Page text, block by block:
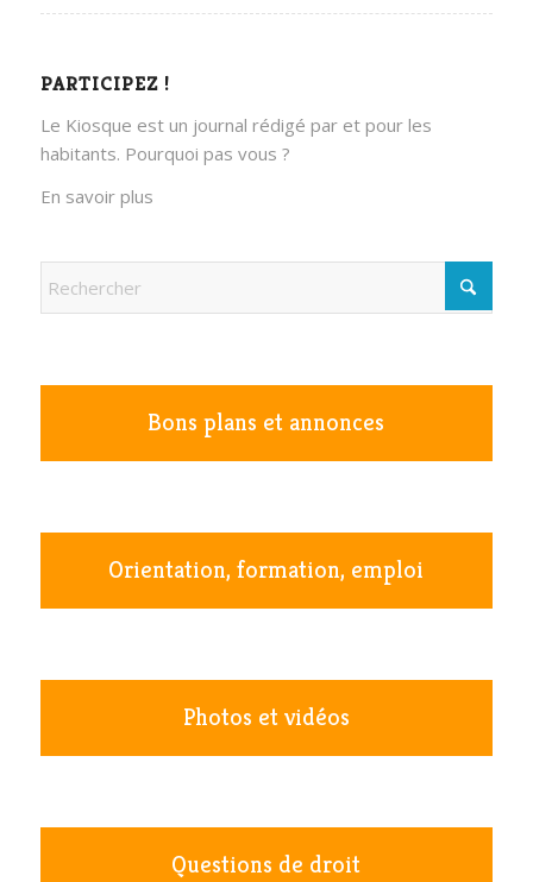
PARTICIPEZ !
Le Kiosque est un journal rédigé par et pour les
habitants. Pourquoi pas vous ?
En savoir plus
Bons plans et annonces
Orientation, formation, emploi
Photos et vidéos
Questions de droit